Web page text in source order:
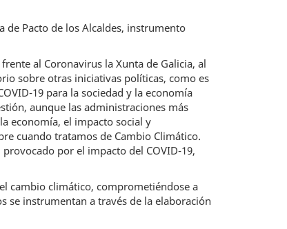
de Pacto de los Alcaldes, instrumento
al Coronavirus la Xunta de Galicia, al
sobre otras iniciativas políticas, como es
19 para la sociedad y la economía
aunque las administraciones más
economía, el impacto social y
cuando tratamos de Cambio Climático.
por el impacto del COVID-19,
cambio climático, comprometiéndose a
se instrumentan a través de la elaboración